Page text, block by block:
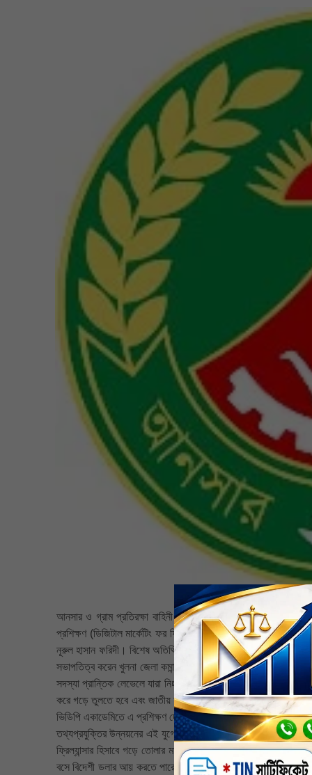
আনসার ও গ্রাম প্রতিরক্ষা বাহিনী আঞ্চলিক প্রশিক্ষণ কেন্দ্র ইলাইপুর
প্রশিক্ষণ (ডিজিটাল মার্কেটিং ফর ফ্রিল্যান্সিং) উদ্বোধন অনুষ্ঠিত হয়।
নূরুল হাসান ফরিদী। বিশেষ অতিথি ছিলেন খুলনা রেঞ্জের উপপরিচালক
সভাপতিত্ব করেন খুলনা জেলা কমান্ড্যান্ট মোঃ মিনহাজ আরেফিন।
সদস্যা প্রান্তিক লেভেলে যারা নি¤œমধ্যবিত্ত শ্রেণীর লোক। একটি
করে গড়ে তুলতে হবে এবং জাতীয় আয়ের সাথে তাদের সংশ্লিষ্ট করতে
ভিডিপি একাডেমিতে এ প্রশিক্ষণ দেওয়া হচ্ছে।
তথ্যপ্রযুক্তির উন্নয়নের এই যুগে কম্পিউটার প্রশিক্ষণ (ডিজিটাল
ফ্রিল্যান্সার হিসাবে গড়ে তোলার মাধ্যমে স্থানীয় ও বৈদেশিক পর্যায়ে
বসে বিদেশী ডলার আয় করতে পারে। তিনি আরো বলেন, প্রশিক্ষণলব্দ জ্ঞান